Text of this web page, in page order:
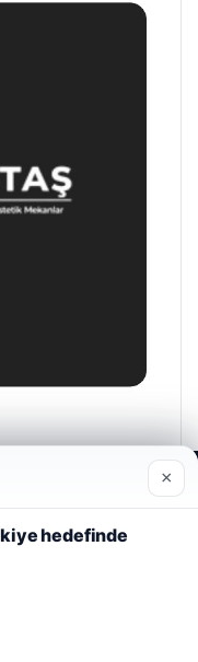
anlayabilmek,
amacıyla çerezler
×
hedefinde